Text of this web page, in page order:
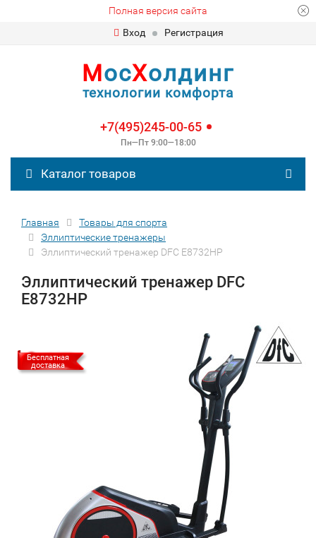
Полная версия сайта
Вход
Регистрация
МосХолдинг
технологии комфорта
+7(495)245-00-65
Пн—Пт 9:00—18:00
Каталог товаров
Главная
Товары для спорта
Эллиптические тренажеры
Эллиптический тренажер DFC E8732HP
Эллиптический тренажер DFC
E8732HP
Бесплатная
доставка